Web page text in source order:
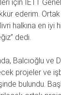
için İETT
ederim.
halkına en iyi
dedi.
Balcıoğlu ve
projeler ve
bulundu.